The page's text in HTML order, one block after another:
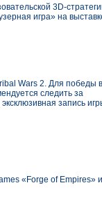
3D-
игра» на
Wars 2. Для победы
следить за
запись
«Forge of Empires»